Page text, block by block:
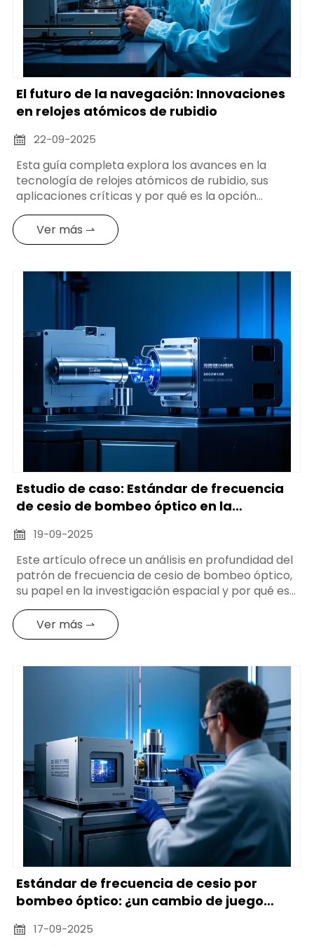
El futuro de la navegación: Innovaciones
en relojes atómicos de rubidio
 22-09-2025
Esta guía completa explora los avances en la
tecnología de relojes atómicos de rubidio, sus
aplicaciones críticas y por qué es la opción
preferida para la medición del tiempo de alta
precisión en diversas industrias.
Ver más ⇀
Estudio de caso: Estándar de frecuencia
de cesio de bombeo óptico en la
 19-09-2025
Este artículo ofrece un análisis en profundidad del
patrón de frecuencia de cesio de bombeo óptico,
su papel en la investigación espacial y por qué es
la opción preferida para el cronometraje de alta
precisión en misiones críticas.
Ver más ⇀
Estándar de frecuencia de cesio por
bombeo óptico: ¿un cambio de juego
 17-09-2025